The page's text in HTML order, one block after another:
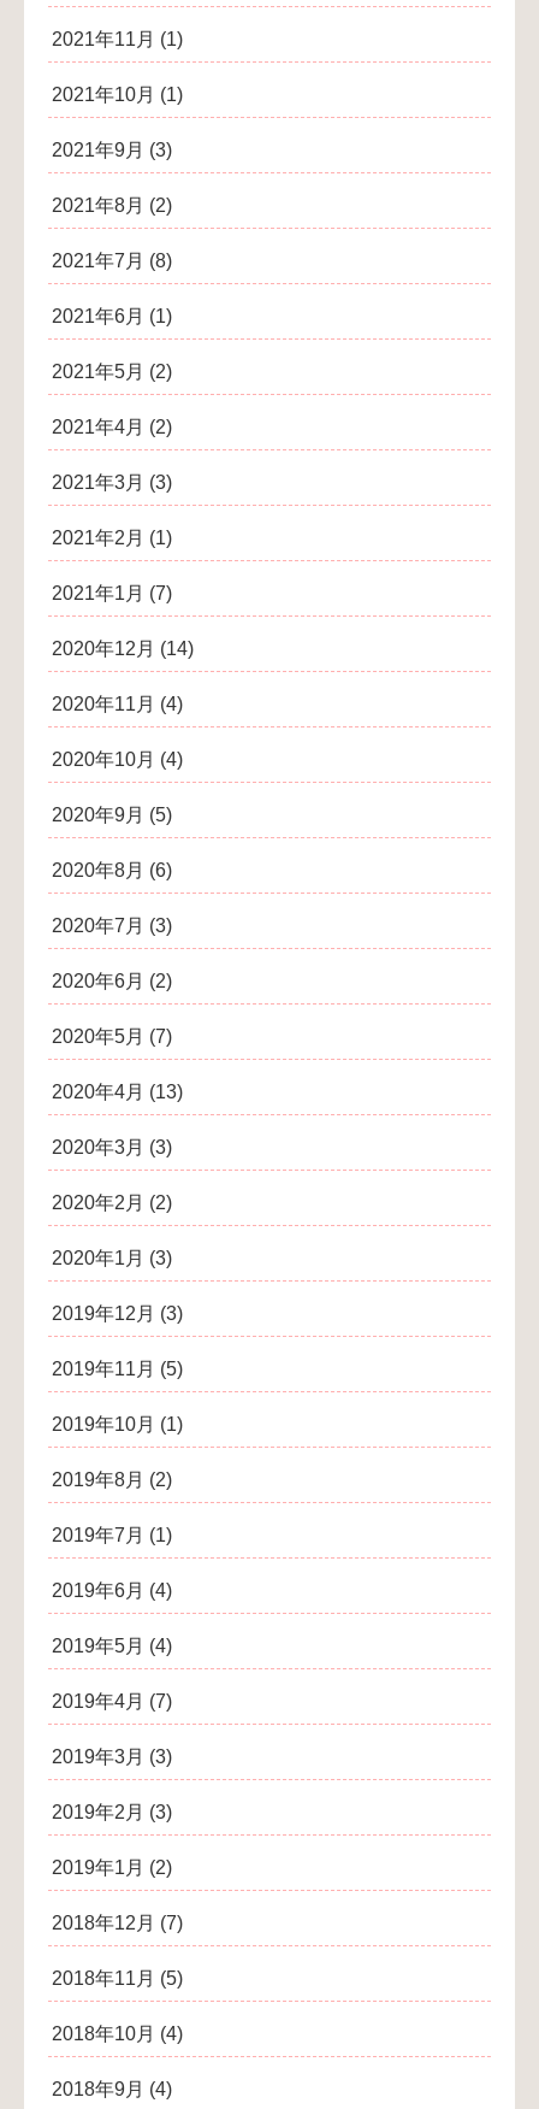
2021年11月 (1)
2021年10月 (1)
2021年9月 (3)
2021年8月 (2)
2021年7月 (8)
2021年6月 (1)
2021年5月 (2)
2021年4月 (2)
2021年3月 (3)
2021年2月 (1)
2021年1月 (7)
2020年12月 (14)
2020年11月 (4)
2020年10月 (4)
2020年9月 (5)
2020年8月 (6)
2020年7月 (3)
2020年6月 (2)
2020年5月 (7)
2020年4月 (13)
2020年3月 (3)
2020年2月 (2)
2020年1月 (3)
2019年12月 (3)
2019年11月 (5)
2019年10月 (1)
2019年8月 (2)
2019年7月 (1)
2019年6月 (4)
2019年5月 (4)
2019年4月 (7)
2019年3月 (3)
2019年2月 (3)
2019年1月 (2)
2018年12月 (7)
2018年11月 (5)
2018年10月 (4)
2018年9月 (4)